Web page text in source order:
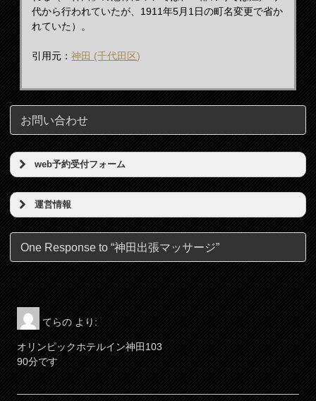
代から行われていたが、1911年5月1日の町名変更で省か
れていた）。
引用元：神田 (千代田区)
お問い合わせ
web予約受付フォーム
予約希望日（必須）
時刻（必須）
お名前（必須）
メールアドレス（必須）
電話番号（必須）
運営情報
店名
東京リンパの壺
所在地
東京都港区新橋5丁目5番地3号
電話番号
080-7812-3053
メールアドレス
One Response to “神田出張マッサージ”
てらの より:
オリンピックホテルイン神田103
90分です